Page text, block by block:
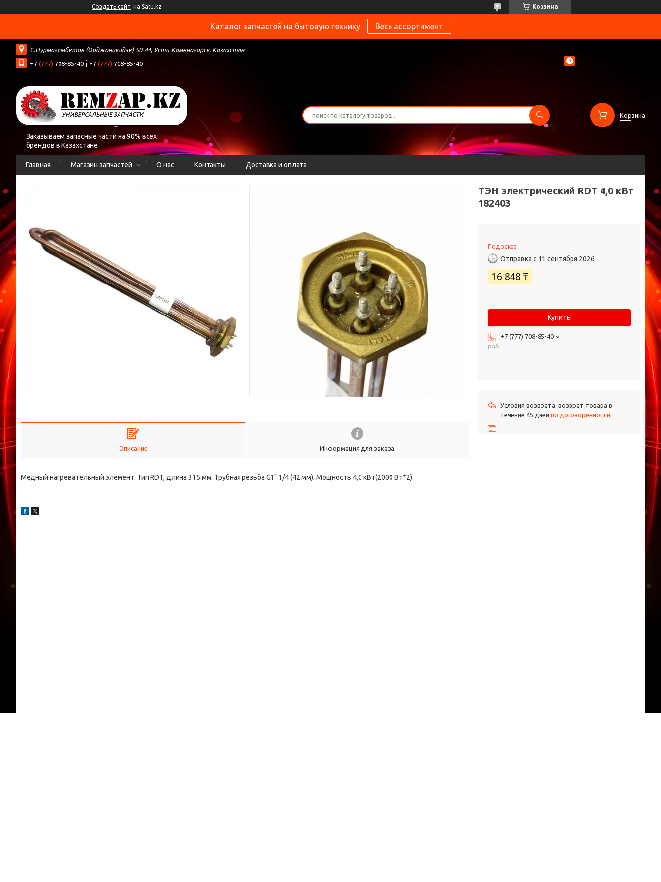
Создать сайт на Satu.kz Корзина
Каталог запчастей на бытовую технику Весь ассортимент
С.Нурмагамбетов (Орджоникидзе) 50-44, Усть-Каменогорск, Казахстан
+7 (777) 708-85-40 +7 (777) 708-85-40
Заказываем запасные части на 90% всех
брендов в Казахстане
Корзина
Главная Магазин запчастей О нас Контакты Доставка и оплата
Описание Информация для заказа
Медный нагревательный элемент. Тип RDT, длина 315 мм. Трубная резьба G1" 1/4 (42 мм). Мощность 4,0 кВт(2000 Вт*2).
ТЭН электрический RDT 4,0 кВт
182403
Под заказ
Отправка с 11 сентября 2026
16 848 ₸
Купить
+7 (777) 708-85-40
раб
возврат товара в
течение 45 дней по договоренности